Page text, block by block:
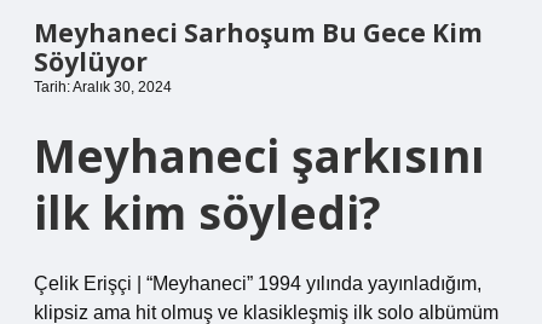
Meyhaneci Sarhoşum Bu Gece Kim
Söylüyor
Tarih: Aralık 30, 2024
Meyhaneci şarkısını
ilk kim söyledi?
Çelik Erişçi | “Meyhaneci” 1994 yılında yayınladığım,
klipsiz ama hit olmuş ve klasikleşmiş ilk solo albümüm